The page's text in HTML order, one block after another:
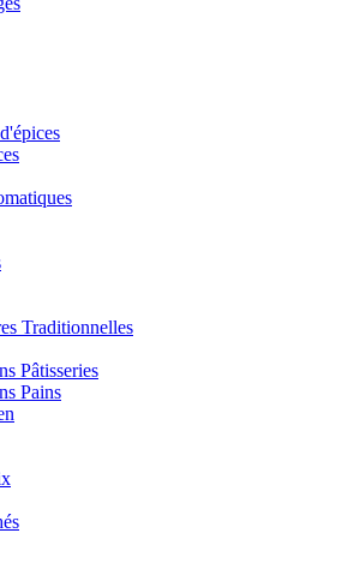
Traditionnelles
Pâtisseries
Pains